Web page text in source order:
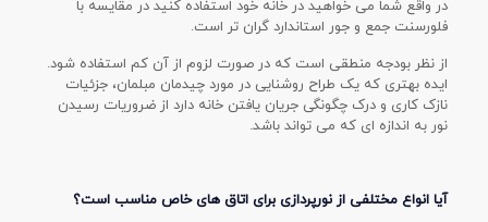
در واقع شما می خواهید در خانه خود استفاده کنید در مقایسه با
فلورسنت جمع و جور استاندارد گران تر است.
از نظر بودجه منطقی است که در صورت لزوم از آن کم استفاده شود.
ایده بهتری که یک طراح روشنایی در مورد چیدمان مبلمان، جزئیات
نازک کاری و درک چگونگی جریان یافتن خانه دارد از ضروریات رسیدن
نور به اندازه ای که می تواند باشد.
آیا انواع مختلفی از نورپردازی برای اتاق های خاص مناسب است؟